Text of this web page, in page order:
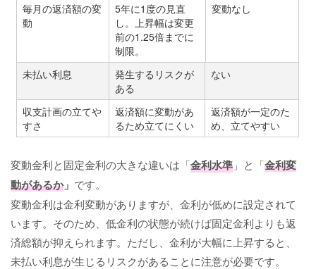
毎月の返済額の変
動
5年に1度の見直
し。上昇幅は変更
前の1.25倍までに
制限。
変動なし
未払い利息
発生するリスクが
ある
ない
収支計画の立てや
すさ
返済額に変動があ
るため立てにくい
返済額が一定のた
め、立てやすい
変動金利と固定金利の大きな違いは「金利水準 」と「金利変
動があるか」 です。
変動金利は金利変動がありますが、金利が低めに設定されて
います。そのため、低金利の状態が続けば固定金利よりも返
済総額が抑えられます。ただし、金利が大幅に上昇すると、
未払い利息が生じるリスクがあることに注意が必要です。